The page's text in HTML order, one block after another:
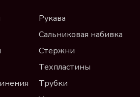
Рукава
Сальниковая набивка
Стержни
Техпластины
Трубки